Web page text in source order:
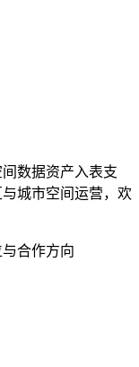
数据资产入表支
城市空间运营，欢
合作方向